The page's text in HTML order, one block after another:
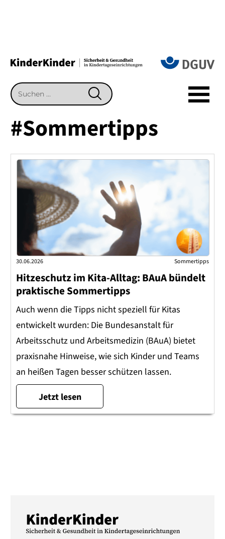
Suchen
SUCHEN
#Sommertipps
30.06.2026 Sommertipps
Hitzeschutz im Kita-Alltag: BAuA bündelt
praktische Sommertipps
Auch wenn die Tipps nicht speziell für Kitas
entwickelt wurden: Die Bundesanstalt für
Arbeitsschutz und Arbeitsmedizin (BAuA) bietet
praxisnahe Hinweise, wie sich Kinder und Teams
an heißen Tagen besser schützen lassen.
Jetzt lesen